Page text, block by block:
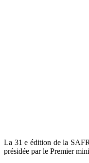
La 31 e édition de la
présidée par le Premier